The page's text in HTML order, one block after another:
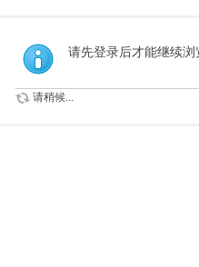
索
请先登录后才能继续浏
请稍候...